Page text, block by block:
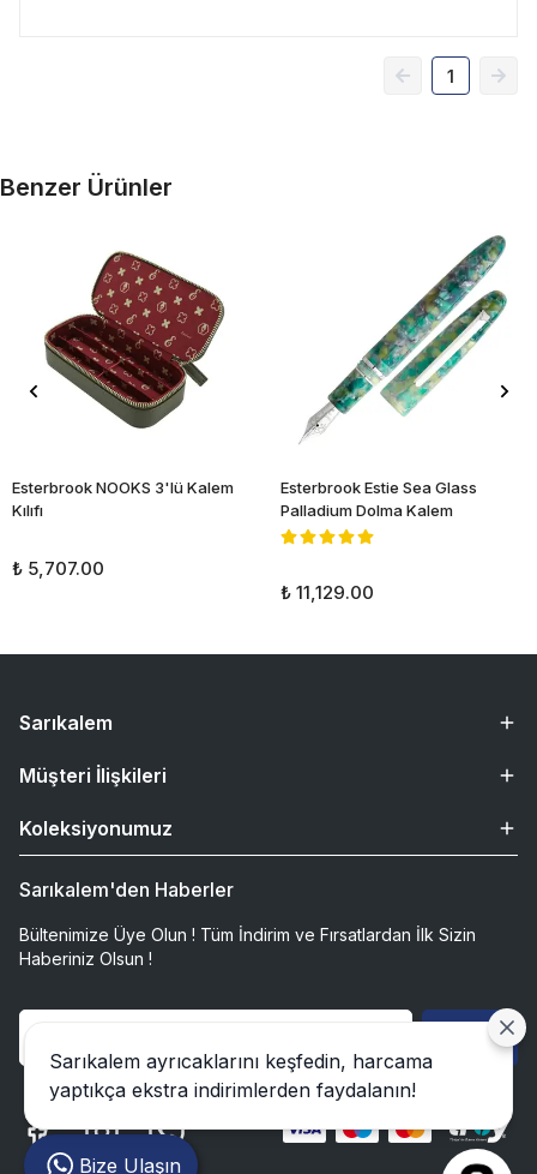
1
Benzer Ürünler
Esterbrook NOOKS 3'lü Kalem
Kılıfı
₺ 5,707.00
Esterbrook Estie Sea Glass
Palladium Dolma Kalem
₺ 11,129.00
Sarıkalem
Müşteri İlişkileri
Koleksiyonumuz
Sarıkalem'den Haberler
Bültenimize Üye Olun ! Tüm İndirim ve Fırsatlardan İlk Sizin
Haberiniz Olsun !
Gönder
Sarıkalem ayrıcaklarını keşfedin, harcama
yaptıkça ekstra indirimlerden faydalanın!
Bize Ulaşın